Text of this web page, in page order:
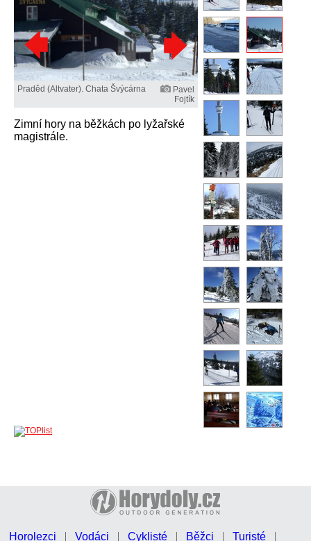
Praděd (Altvater). Chata Švýcárna
Pavel
Fojtík
Zimní hory na běžkách po lyžařské
magistrále.
Horolezci Vodáci Cyklisté Běžci Turisté